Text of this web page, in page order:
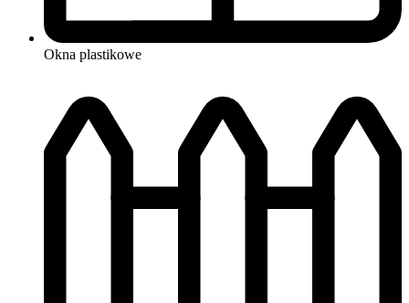
Okna plastikowe